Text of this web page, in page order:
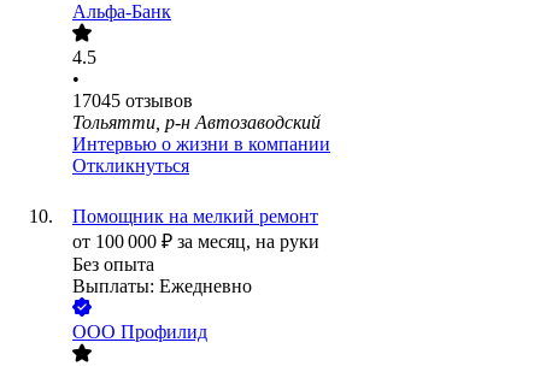
Альфа-Банк
4.5
•
17045 отзывов
Тольятти, р-н Автозаводский
Интервью о жизни в компании
Откликнуться
Помощник на мелкий ремонт
от 100 000 ₽ за месяц, на руки
Без опыта
Выплаты: Ежедневно
ООО Профилид